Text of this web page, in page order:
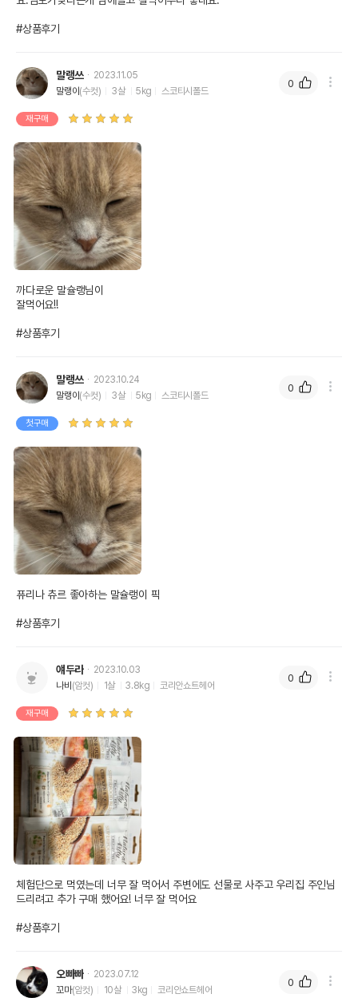
#상품후기
말랭쓰
2023.11.05
말랭이 (수컷) 3살 5kg 스코티시폴드
재구매
까다로운 말슐랭님이
잘먹어요!!
#상품후기
0
말랭쓰
2023.10.24
말랭이 (수컷) 3살 5kg 스코티시폴드
첫구매
퓨리나 츄르 좋아하는 말슐랭이 픽
#상품후기
0
얘두라
2023.10.03
나비 (암컷) 1살 3.8kg 코리안쇼트헤어
재구매
체험단으로 먹였는데 너무 잘 먹어서 주변에도 선물로 사주고 우리집 주인님
드리려고 추가 구매 했어요! 너무 잘 먹어요
#상품후기
0
오빠빠
2023.07.12
꼬마(암컷) 10살 3kg 코리안쇼트헤어
0